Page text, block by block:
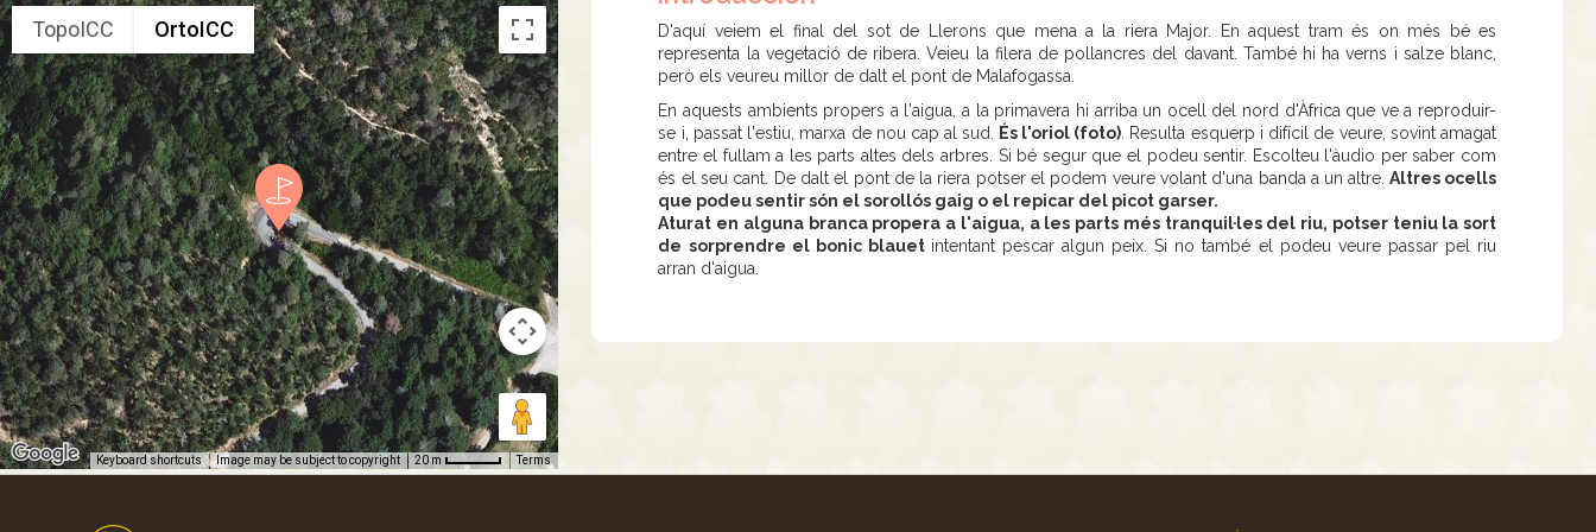
TopoICC OrtoICC
Keyboard shortcuts Image may be subject to copyright 20 m Terms
D'aquí veiem el final del sot de Llerons que mena a la riera Major. En aquest tram és on més bé es
representa la vegetació de ribera. Veieu la filera de pollancres del davant. També hi ha verns i salze blanc,
però els veureu millor de dalt el pont de Malafogassa.
En aquests ambients propers a l'aigua, a la primavera hi arriba un ocell del nord d'Àfrica que ve a reproduir-
se i, passat l'estiu, marxa de nou cap al sud.
És l'oriol (foto) . Resulta esquerp i difícil de veure, sovint amagat
entre el fullam a les parts altes dels arbres. Si bé segur que el podeu sentir. Escolteu l'àudio per saber com
és el seu cant. De dalt el pont de la riera potser el podem veure volant d'una banda a un altre. Altres ocells
que podeu sentir són el sorollós gaig o el repicar del picot garser.
Aturat en alguna branca propera a l'aigua, a les parts més tranquil·les del riu, potser teniu la sort
de sorprendre el bonic blauet intentant pescar algun peix. Si no també el podeu veure passar pel riu
arran d'aigua.